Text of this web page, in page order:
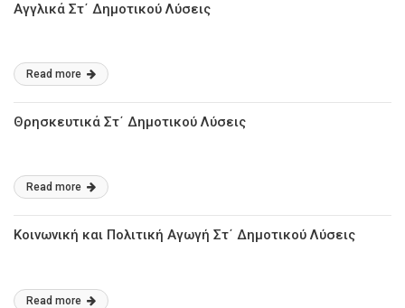
Αγγλικά Στ΄ Δημοτικού Λύσεις
Read more
Θρησκευτικά Στ΄ Δημοτικού Λύσεις
Read more
Κοινωνική και Πολιτική Αγωγή Στ΄ Δημοτικού Λύσεις
Read more